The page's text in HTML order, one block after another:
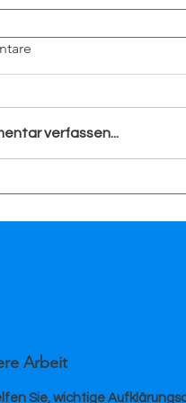
ist da!
verfassen...
Arbeit
Sie, wichtige